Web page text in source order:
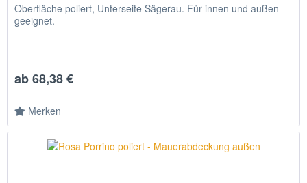
Oberfläche poliert, Unterseite Sägerau. Für innen und außen
geeignet.
ab 68,38 €
Merken